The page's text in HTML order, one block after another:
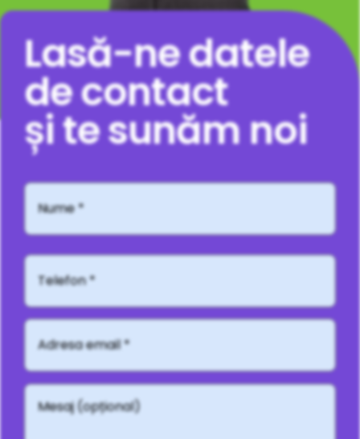
Lasă-ne datele
de contact
și te sunăm noi
Mesaj
(opțional)
Nume
Telefon*
Adresă
email